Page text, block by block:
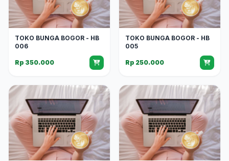
TOKO BUNGA BOGOR - HB
006
Rp 350.000
TOKO BUNGA BOGOR - HB
005
Rp 250.000